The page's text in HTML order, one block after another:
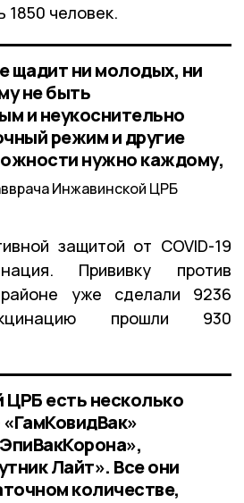
1850 человек.
щадит ни молодых, ни
не быть
и неукоснительно
режим и другие
нужно каждому,
Инжавинской ЦРБ
защитой от COVID-19
Прививку против
уже сделали 9236
прошли 930
есть несколько
Лайт». Все они
количестве,